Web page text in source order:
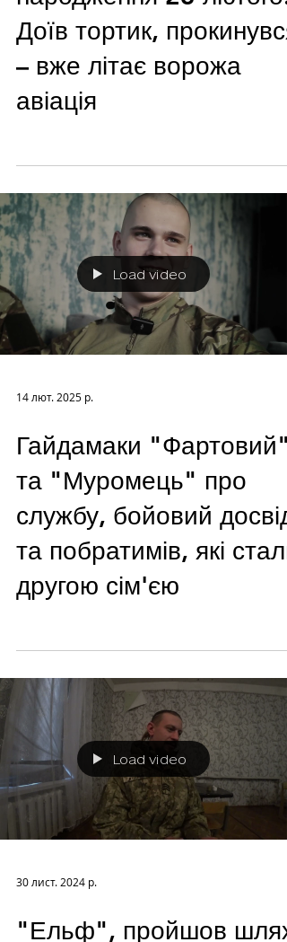
Доїв тортик, прокинувся
– вже літає ворожа
авіація
Load video
14 лют. 2025 р.
Гайдамаки "Фартовий"
та "Муромець" про
службу, бойовий досвід
та побратимів, які стали
другою сім'єю
Load video
30 лист. 2024 р.
"Ельф", пройшов шлях